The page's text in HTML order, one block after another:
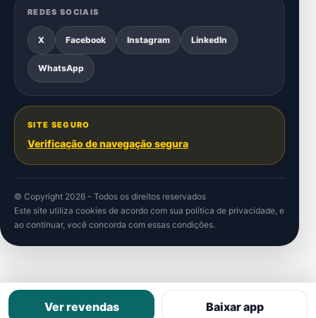
REDES SOCIAIS
X Facebook Instagram LinkedIn
WhatsApp
SITE SEGURO
Verificação de navegação segura
© Copyright 2026 - Todos os direitos reservados
Este site utiliza cookies de acordo com sua política de privacidade, e
ao continuar, você concorda com essas condições.
Ver revendas Baixar app